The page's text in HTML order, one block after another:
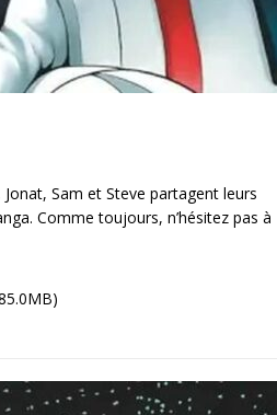
Sam et Steve partagent leurs
Comme toujours, n’hésitez pas à